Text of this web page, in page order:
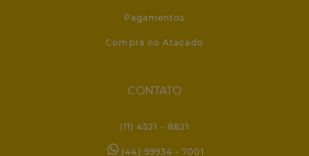
Pagamentos
Compra no Atacado
CONTATO
(11) 4521 - 8821
(44) 99934 - 7001